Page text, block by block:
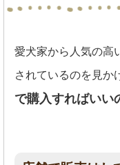
愛犬家から人気の高
されているのを見か
で購入すればいい